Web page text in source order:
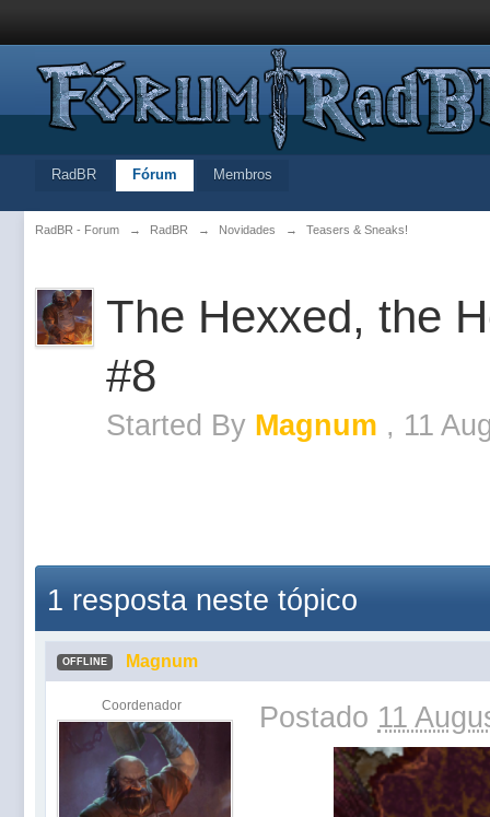
RadBR Fórum Membros
RadBR - Forum → RadBR → Novidades → Teasers & Sneaks!
The Hexxed, the
#8
Started By Magnum , 11
1 resposta neste tópico
OFFLINE Magnum
Coordenador Postado 11